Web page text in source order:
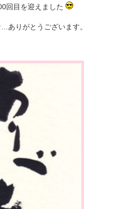
回目を迎えました
ありがとうございます。